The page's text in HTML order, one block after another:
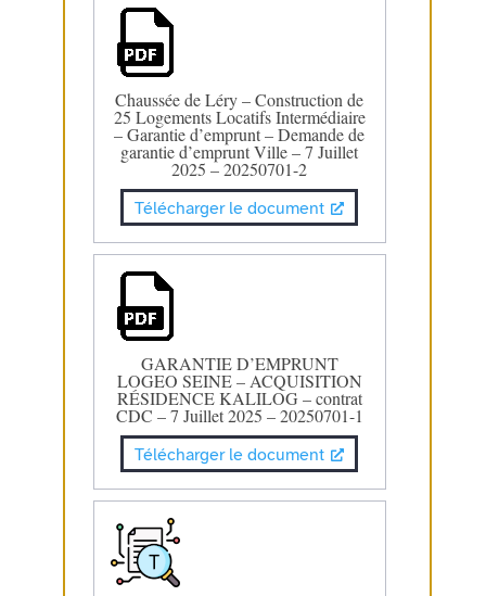
Chaussée de Léry – Construction de
25 Logements Locatifs Intermédiaire
– Garantie d’emprunt – Demande de
garantie d’emprunt Ville – 7 Juillet
2025 – 20250701-2
Télécharger le document
GARANTIE D’EMPRUNT
LOGEO SEINE – ACQUISITION
RÉSIDENCE KALILOG – contrat
CDC – 7 Juillet 2025 – 20250701-1
Télécharger le document